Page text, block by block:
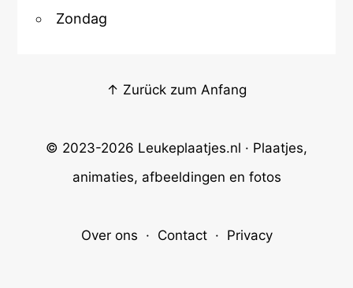
Zondag
↑ Zurück zum Anfang
© 2023-2026 Leukeplaatjes.nl · Plaatjes,
animaties, afbeeldingen en fotos
Over ons · Contact· Privacy